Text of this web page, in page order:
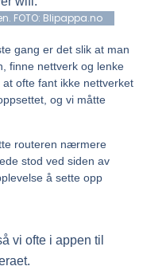
FOTO: Blipappa.no
gang er det slik at man
finne nettverk og lenke
ofte fant ikke nettverket
og vi måtte
routeren nærmere
stod ved siden av
å sette opp